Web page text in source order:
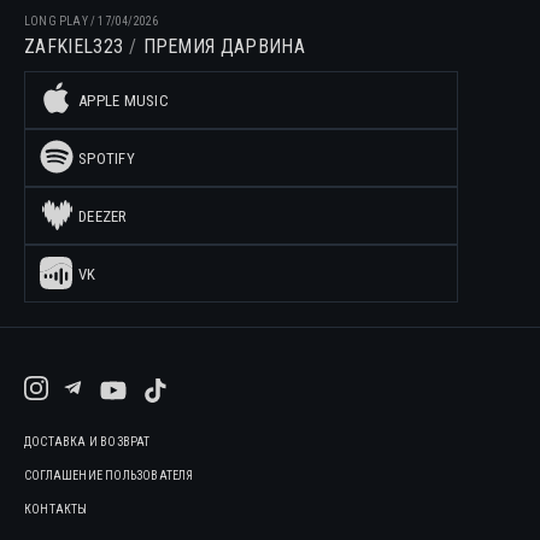
LONG PLAY/17/04/2026
ZAFKIEL323 ПРЕМИЯ ДАРВИНА
APPLE MUSIC
SPOTIFY
DEEZER
VK
ДОСТАВКА И ВОЗВРАТ
СОГЛАШЕНИЕ ПОЛЬЗОВАТЕЛЯ
КОНТАКТЫ